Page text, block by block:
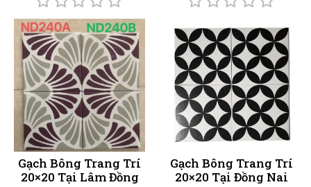
Gạch Bông Trang Trí
20×20 Tại Lâm Đồng
Gạch Bông Trang Trí
20×20 Tại Đồng Nai